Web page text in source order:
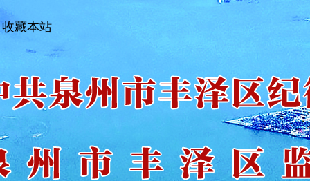
收藏本站